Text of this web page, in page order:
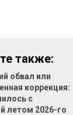
также:
обвал или
коррекция:
с
летом 2026-го